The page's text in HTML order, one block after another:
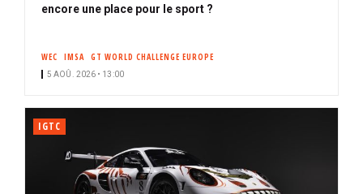
encore une place pour le sport ?
WEC IMSA GT WORLD CHALLENGE EUROPE
5 AOÛ. 2026 • 13:00
IGTC